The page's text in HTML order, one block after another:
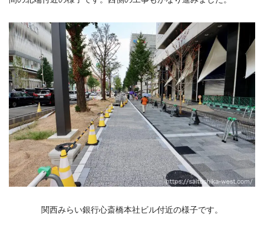
関西みらい銀行心斎橋本社ビル付近の様子です。